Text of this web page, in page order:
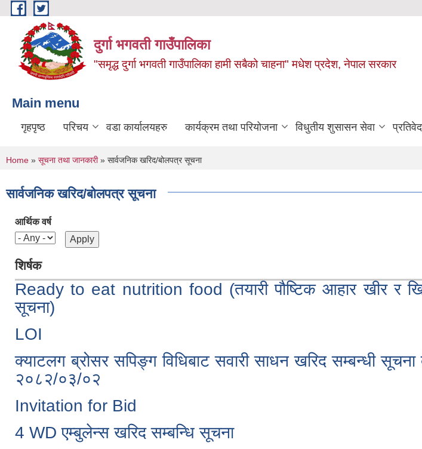
Skip to main content
दुर्गा भगवती गाउँपालिका
"समृद्ध दुर्गा भगवती गाउँपालिका हामी सबैको चाहना" मधेश प्रदेश, नेपाल सरकार
Main menu
गृहपृष्ठ परिचय वडा कार्यालयहरु कार्यक्रम तथा परियोजना विधुतीय शुसासन सेवा
You are here
Home » सूचना तथा जानकारी» सार्वजनिक खरिद/बोलपत्र सूचना
सार्वजनिक खरिद/बोलपत्र सूचना
आर्थिक वर्ष
शिर्षक
Ready to eat nutrition food (तयारी पौष्टिक आहार खीर र
सूचना)
LOI
क्याटलग ब्रोसर सपिङ्ग विधिबाट सवारी साधन खरिद सम्बन्धी
२०८२/०३/०२
Invitation for Bid
4 WD एम्बुलेन्स खरिद सम्बन्धि सूचना